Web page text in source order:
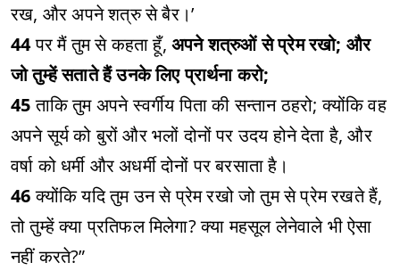
रख, और अपने शत्रु से बैर।’
44पर मैं तुम से कहता हूँ,अपने शत्रुओं से प्रेम रखो; और
जो तुम्हें सताते हैं उनके लिए प्रार्थना करो;
45ताकि तुम अपने स्वर्गीय पिता की सन्तान ठहरो; क्योंकि वह
अपने सूर्य को बुरों और भलों दोनों पर उदय होने देता है, और
वर्षा को धर्मी और अधर्मी दोनों पर बरसाता है।
46क्योंकि यदि तुम उन से प्रेम रखो जो तुम से प्रेम रखते हैं,
तो तुम्हें क्या प्रतिफल मिलेगा? क्या महसूल लेनेवाले भी ऐसा
नहीं करते?”